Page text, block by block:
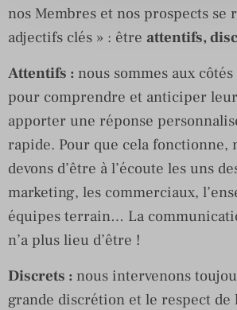
nos Membres et nos prospects se
adjectifs clés » : être attentifs,
Attentifs : nous sommes aux
pour comprendre et anticiper
apporter une réponse
rapide. Pour que cela fonctionne,
devons d’être à l’écoute les uns
marketing, les commerciaux,
équipes terrain… La
n’a plus lieu d’être !
Discrets : nous intervenons
grande discrétion et le respect de